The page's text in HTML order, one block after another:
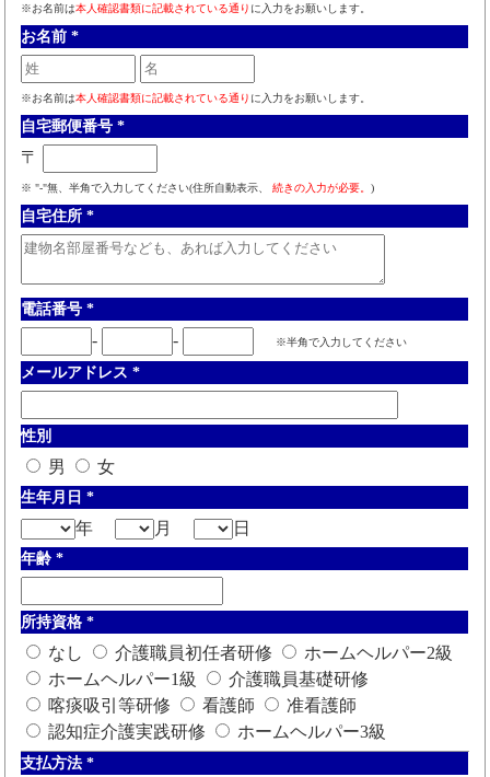
※お名前は本人確認書類に記載されている通り に入力をお願いします。
お名前 *
※お名前は本人確認書類に記載されている通り に入力をお願いします。
自宅郵便番号 *
〒
※ "-"無、半角で入力してください(住所自動表示、 続きの入力が必要。 )
自宅住所 *
電話番号 *
- - ※半角で入力してください
メールアドレス *
性別
男 女
生年月日 *
年 月 日
年齢 *
所持資格 *
なし 介護職員初任者研修
ホームヘルパー2級
ホームヘルパー1級
介護職員基礎研修
喀痰吸引等研修
看護師
准看護師
認知症介護実践研修
ホームヘルパー3級
支払方法 *